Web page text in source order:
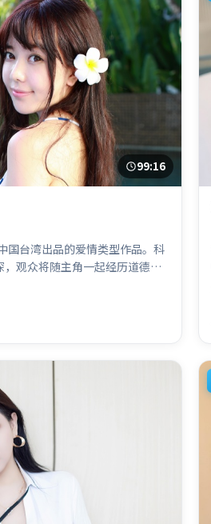
99:16
国台湾出品的爱情类型作品。科
观众将随主角一起经历道德震
绪释放与主题回扣同时完成。
辉、提莫西·查拉米，马东锡
月14日（中国台湾）在部分地